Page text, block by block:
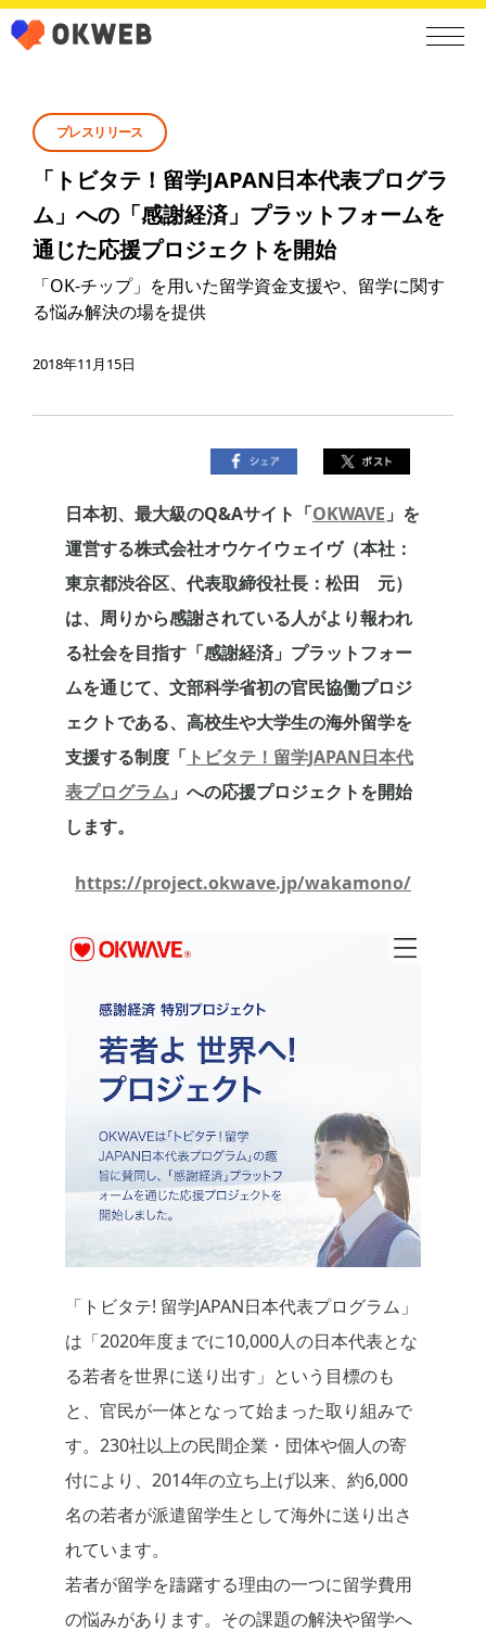
プレスリリース
「トビタテ！留学JAPAN日本代表プログラ
ム」への「感謝経済」プラットフォームを
通じた応援プロジェクトを開始
「OK-チップ」を用いた留学資金支援や、留学に関す
る悩み解決の場を提供
2018年11月15日
日本初、最大級のQ&Aサイト「OKWAVE 」を
運営する株式会社オウケイウェイヴ（本社：
東京都渋谷区、代表取締役社長：松田 元）
は、周りから感謝されている人がより報われ
る社会を目指す「感謝経済」プラットフォー
ムを通じて、文部科学省初の官民協働プロジ
ェクトである、高校生や大学生の海外留学を
支援する制度「 トビタテ！留学JAPAN日本代
表プログラム 」への応援プロジェクトを開始
します。
https://project.okwave.jp/wakamono/
「トビタテ! 留学JAPAN日本代表プログラム」
は「2020年度までに10,000人の日本代表とな
る若者を世界に送り出す」という目標のも
と、官民が一体となって始まった取り組みで
す。230社以上の民間企業・団体や個人の寄
付により、2014年の立ち上げ以来、約6,000
名の若者が派遣留学生として海外に送り出さ
れています。
若者が留学を躊躇する理由の一つに留学費用
の悩みがあります。その課題の解決や留学へ